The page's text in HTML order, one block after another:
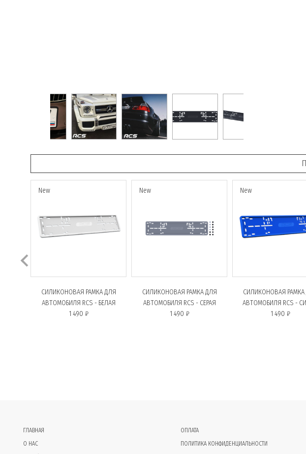
New
СИЛИКОНОВАЯ РАМКА ДЛЯ
АВТОМОБИЛЯ RCS - БЕЛАЯ
1 490 ₽
New
СИЛИКОНОВАЯ РАМКА ДЛЯ
АВТОМОБИЛЯ RCS - СЕРАЯ
1 490 ₽
New
СИЛИКОНОВАЯ РАМКА
АВТОМОБИЛЯ RCS -
1 490 ₽
ГЛАВНАЯ
О НАС
ОПЛАТА
ПОЛИТИКА КОНФИДЕНЦИАЛЬНОСТИ